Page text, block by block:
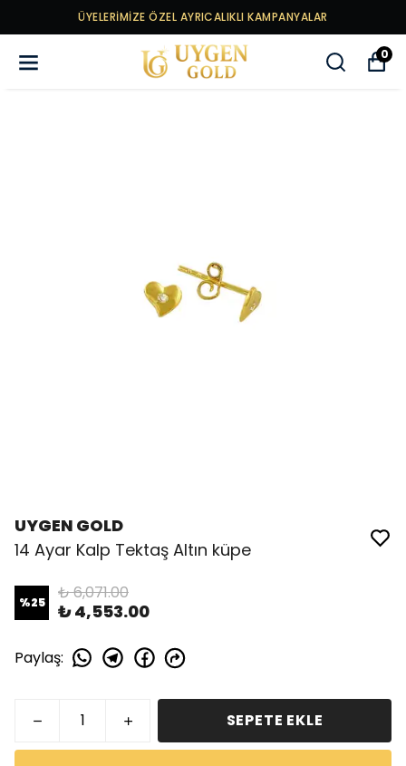
ÜYELERİMİZE ÖZEL AYRICALIKLI KAMPANYALAR
0
UYGEN GOLD
14 Ayar Kalp Tektaş Altın küpe
%25 ₺ 6,071.00
₺ 4,553.00
Paylaş:
SEPETE EKLE